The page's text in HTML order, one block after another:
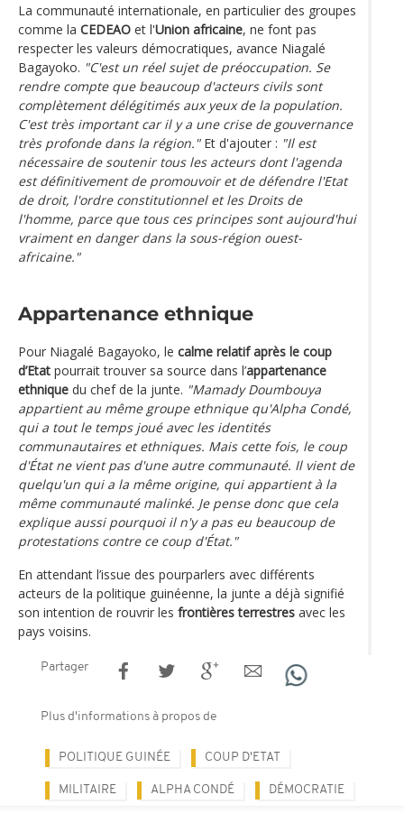
La communauté internationale, en particulier des groupes
comme la CEDEAO et l'Union africaine, ne font pas
respecter les valeurs démocratiques, avance Niagalé
Bagayoko. "C'est un réel sujet de préoccupation. Se
rendre compte que beaucoup d'acteurs civils sont
complètement délégitimés aux yeux de la population.
C'est très important car il y a une crise de gouvernance
très profonde dans la région."Et d'ajouter : "Il est
nécessaire de soutenir tous les acteurs dont l'agenda
est définitivement de promouvoir et de défendre l'Etat
de droit, l'ordre constitutionnel et les Droits de
l'homme, parce que tous ces principes sont aujourd'hui
vraiment en danger dans la sous-région ouest-
africaine."
Appartenance ethnique
Pour Niagalé Bagayoko, le calme relatif après le coup
d’Etat pourrait trouver sa source dans l’appartenance
ethnique du chef de la junte. "Mamady Doumbouya
appartient au même groupe ethnique qu'Alpha Condé,
qui a tout le temps joué avec les identités
communautaires et ethniques. Mais cette fois, le coup
d'État ne vient pas d'une autre communauté. Il vient de
quelqu'un qui a la même origine, qui appartient à la
même communauté malinké. Je pense donc que cela
explique aussi pourquoi il n'y a pas eu beaucoup de
protestations contre ce coup d'État."
En attendant l’issue des pourparlers avec différents
acteurs de la politique guinéenne, la junte a déjà signifié
son intention de rouvrir les frontières terrestres avec les
pays voisins.
Partager
Plus d'informations à propos de
POLITIQUE GUINÉE COUP D'ETAT
MILITAIRE ALPHA CONDÉ DÉMOCRATIE